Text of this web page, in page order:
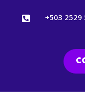
 +503 2529